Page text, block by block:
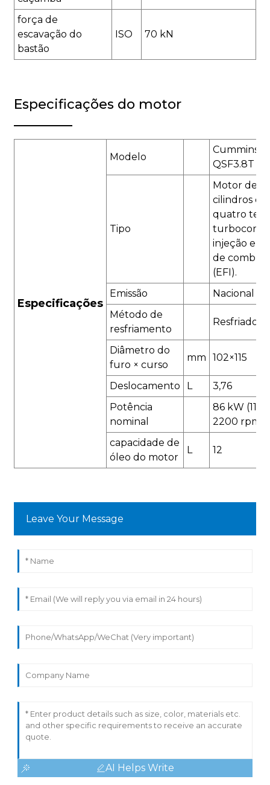
força de
escavação do
bastão
ISO 70 kN
Especificações do motor
Especificações
Modelo
Cummins
QSF3.8T
Tipo
Motor de 6
cilindros
quatro
injeção
de
(EFI).
Emissão
Nacional III
Método de
resfriamento
Resfriado a
Diâmetro do
furo × curso
mm 102×115
Deslocamento L
3,76
Potência
nominal
86 kW (117
2200 rpm
capacidade de
óleo do motor
L 12
Leave Your Message
AI Helps Write